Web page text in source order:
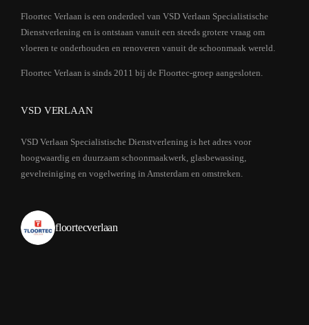
Floortec Verlaan is een onderdeel van VSD Verlaan Specialistische
Dienstverlening en is ontstaan vanuit een steeds grotere vraag om
vloeren te onderhouden en renoveren vanuit de schoonmaak wereld.
Floortec Verlaan is sinds 2011 bij de Floortec-groep aangesloten.
VSD VERLAAN
VSD Verlaan Specialistische Dienstverlening is het adres voor
hoogwaardig en duurzaam schoonmaakwerk, glasbewassing,
gevelreiniging en vogelwering in Amsterdam en omstreken.
floortecverlaan